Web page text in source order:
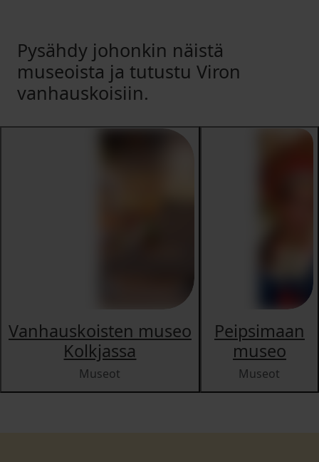
Pysähdy johonkin näistä
museoista ja tutustu Viron
vanhauskoisiin.
Vanhauskoisten museo
Kolkjassa
Museot
Peipsimaan
museo
Museot